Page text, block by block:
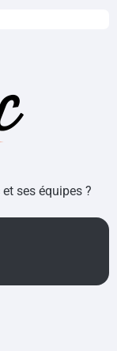
ses équipes ?